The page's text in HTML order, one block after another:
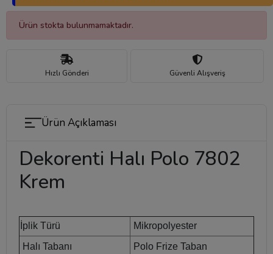
Ürün stokta bulunmamaktadır.
Hızlı Gönderi Güvenli Alışveriş
Ürün Açıklaması
Dekorenti Halı Polo 7802
Krem
İplik Türü
Mikropolyester
Halı Tabanı
Polo Frize Taban